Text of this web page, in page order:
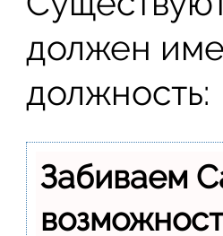
должен
должность:
Забиваем